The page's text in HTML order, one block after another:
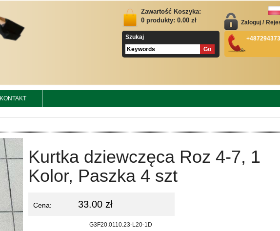
Zawartość Koszyka:
0 produkty: 0.00 zł
Szukaj
Zaloguj /
KONTAKT
Kurtka dziewczęca Roz 4-7, 1
Kolor, Paszka 4 szt
Cena: 33.00 zł
G3F20.0110.23-L20-1D